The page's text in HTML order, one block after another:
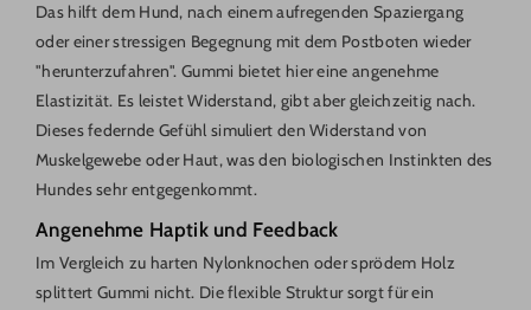
Das hilft dem Hund, nach einem aufregenden Spaziergang
oder einer stressigen Begegnung mit dem Postboten wieder
"herunterzufahren". Gummi bietet hier eine angenehme
Elastizität. Es leistet Widerstand, gibt aber gleichzeitig nach.
Dieses federnde Gefühl simuliert den Widerstand von
Muskelgewebe oder Haut, was den biologischen Instinkten des
Hundes sehr entgegenkommt.
Angenehme Haptik und Feedback
Im Vergleich zu harten Nylonknochen oder sprödem Holz
splittert Gummi nicht. Die flexible Struktur sorgt für ein